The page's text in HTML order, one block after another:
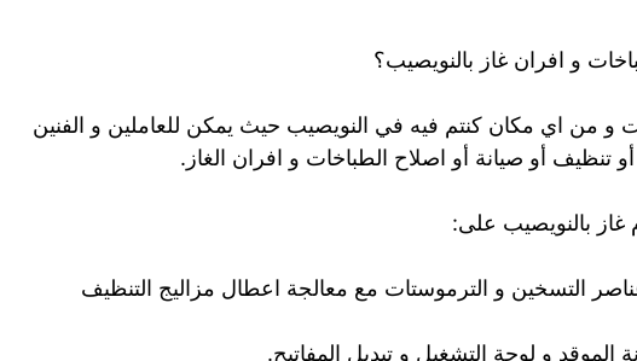
و افران غاز بالنويصيب؟
من اي مكان كنتم فيه في النويصيب حيث يمكن للعاملين و الفنين
تنظيف أو صيانة أو اصلاح الطباخات و افران الغاز.
بالنويصيب على:
التسخين و الترموستات مع معالجة اعطال مزاليج التنظيف
و لوحة التشغيل و تبديل المفاتيح.